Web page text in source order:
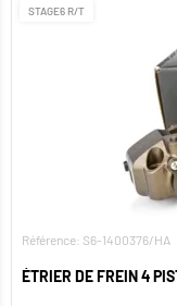
STAGE6 R/T
Référence: S6-1400376/HA
ÉTRIER DE FREIN 4